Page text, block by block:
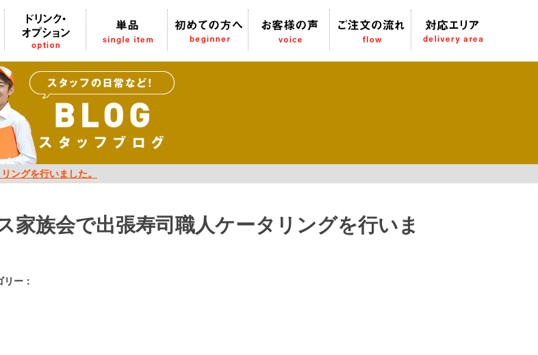
ングを行いました。
家族会で出張寿司職人ケータリングを行いま
リー：